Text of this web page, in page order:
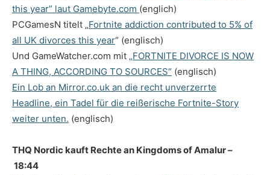
this year” laut Gamebyte.com (englich)
PCGamesN titelt „Fortnite addiction contributed to 5% of
all UK divorces this year“ (englisch)
Und GameWatcher.com mit „FORTNITE DIVORCE IS NOW
A THING, ACCORDING TO SOURCES“ (englisch)
Ein Lob an Mirror.co.uk an die recht unverzerrte
Headline, ein Tadel für die reißerische Fortnite-Story
weiter unten. (englisch)
THQ Nordic kauft Rechte an Kingdoms of Amalur –
18:44